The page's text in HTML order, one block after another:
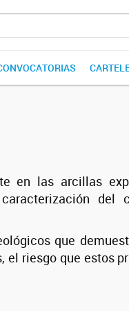
en las arcillas
del
que
riesgo que estos